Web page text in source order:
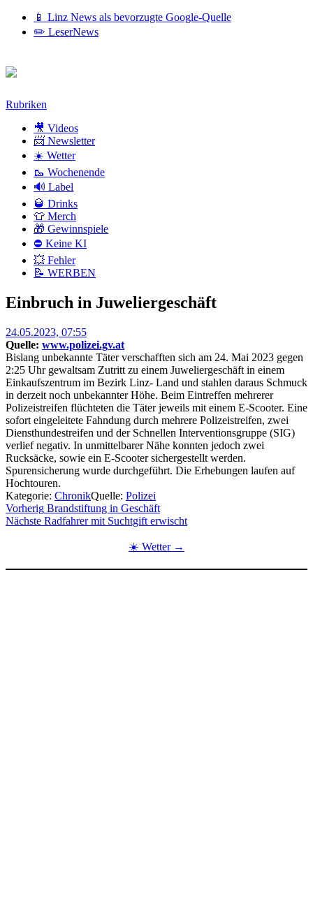
📱 Linz News als bevorzugte Google-Quelle
✏️ LeserNews
Zum
Rubriken
🎥 Videos
📨 Newsletter
☀️ Wetter
🥾 Wochenende
🔊 Label
🥃 Drinks
👕 Merch
🎁 Gewinnspiele
⛔ Keine KI
💥 Fehler
📝 WERBEN
Einbruch in Juweliergeschäft
Posted
on
24.05.2023, 07:55
Quelle: www.polizei.gv.at
Bislang unbekannte Täter verschafften sich am 24. Mai 2023 gegen
2:25 Uhr gewaltsam Zutritt zu einem Juweliergeschäft in einem
Einkaufszentrum im Bezirk Linz- Land und stahlen daraus Schmuck
in derzeit noch unbekannter Höhe. Beim Eintreffen mehrerer
Polizeistreifen flüchteten die Täter jeweils mit einem E-Scooter. Eine
sofort eingeleitete Fahndung durch mehrere Polizeistreifen, zwei
Diensthundestreifen und der Schnellen Interventionsgruppe (SIG)
verlief negativ. In unmittelbarer Nähe konnten jedoch zwei
Rucksäcke, sowie ein E-Scooter sichergestellt werden.
Spurensicherung wurde durchgeführt. Die Erhebungen laufen auf
Hochtouren.
Kategorie: ChronikQuelle: Polizei
Beitragsnavigation
Vorherig Brandstiftung in Geschäft
Nächste Radfahrer mit Suchtgift erwischt
☀️ Wetter →